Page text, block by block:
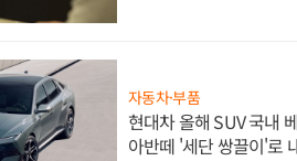
자동차·부품
현대차 올해 SUV 국내
아반떼 '세단 쌍끌이'로